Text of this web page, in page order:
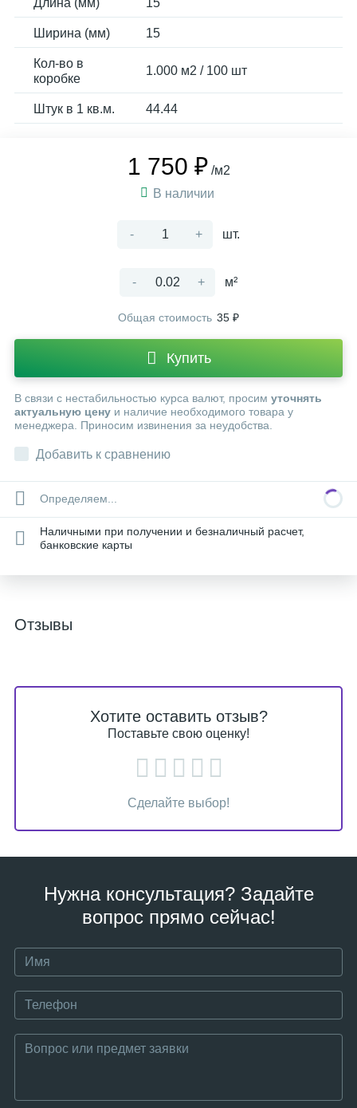
Длина (мм) 15
Ширина (мм) 15
Кол-во в
коробке
1.000 м2 / 100 шт
Штук в 1 кв.м. 44.44
1 750 ₽ /м2
В наличии
- + шт.
- + м²
Общая стоимость 35 ₽
Купить
В связи с нестабильностью курса валют, просим уточнять
актуальную цену и наличие необходимого товара у
менеджера. Приносим извинения за неудобства.
Добавить к сравнению
Определяем...
Наличными при получении и безналичный расчет,
банковские карты
Отзывы
Хотите оставить отзыв?
Поставьте свою оценку!
Сделайте выбор!
Нужна консультация? Задайте
вопрос прямо сейчас!